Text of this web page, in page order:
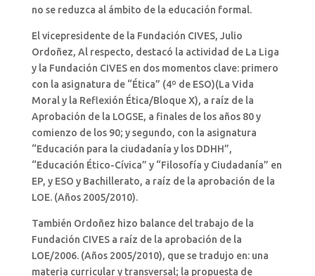
no se reduzca al ámbito de la educación formal.
El vicepresidente de la Fundación CIVES, Julio
Ordoñez, Al respecto, destacó la actividad de La Liga
y la Fundación CIVES en dos momentos clave: primero
con la asignatura de “Ética” (4º de ESO)(La Vida
Moral y la Reflexión Ética/Bloque X), a raíz de la
Aprobación de la LOGSE, a finales de los años 80 y
comienzo de los 90; y segundo, con la asignatura
“Educación para la ciudadanía y los DDHH”,
“Educación Ético-Cívica” y “Filosofía y Ciudadanía” en
EP, y ESO y Bachillerato, a raíz de la aprobación de la
LOE. (Años 2005/2010).
También Ordoñez hizo balance del trabajo de la
Fundación CIVES a raíz de la aprobación de la
LOE/2006. (Años 2005/2010), que se tradujo en: una
materia curricular y transversal; la propuesta de